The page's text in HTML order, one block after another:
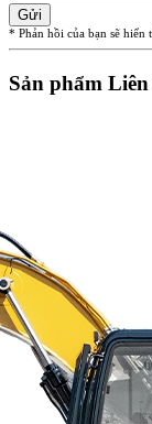
Gửi
* Phản hồi của bạn sẽ hiển
Sản phẩm